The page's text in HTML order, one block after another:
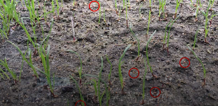
A la une Fertilisation
Coefficient d’utilisation de l’azote